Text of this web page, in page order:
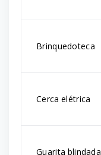
Brinquedoteca
Cerca elétrica
Guarita blindada